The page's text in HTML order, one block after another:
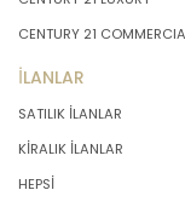
CENTURY 21
İLANLAR
SATILIK İLANLAR
KİRALIK İLANLAR
HEPSİ